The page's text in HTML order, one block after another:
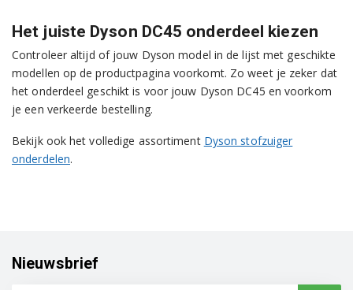
Het juiste Dyson DC45 onderdeel kiezen
Controleer altijd of jouw Dyson model in de lijst met geschikte
modellen op de productpagina voorkomt. Zo weet je zeker dat
het onderdeel geschikt is voor jouw Dyson DC45 en voorkom
je een verkeerde bestelling.
Bekijk ook het volledige assortiment Dyson stofzuiger
onderdelen.
Nieuwsbrief